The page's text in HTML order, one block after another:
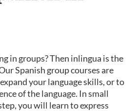
in groups? Then inlingua is the
Spanish group courses are
your language skills, or to
of the language. In small
you will learn to express